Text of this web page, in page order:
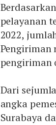
pelayanan
2022,
Pengiriman
pengiriman
Dari
angka
Surabaya